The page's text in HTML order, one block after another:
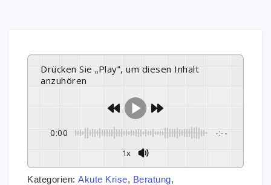
Drücken Sie „Play“, um diesen Inhalt
anzuhören
0:00 -:--
1x
Kategorien: Akute Krise, Beratung,